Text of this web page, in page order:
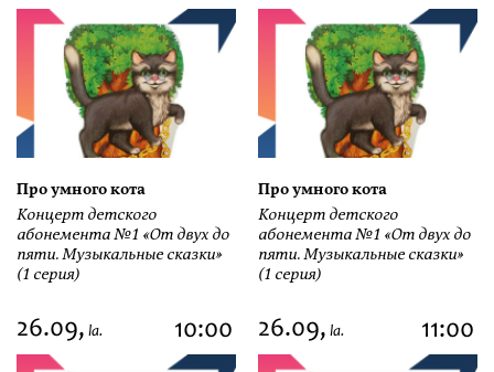
Про умного кота
Концерт детского
абонемента №1 «От двух до
пяти. Музыкальные сказки»
(1 серия)
Про умного кота
Концерт детского
абонемента №1 «От двух до
пяти. Музыкальные сказки»
(1 серия)
26.09, la. 10:00 26.09, la. 11:00